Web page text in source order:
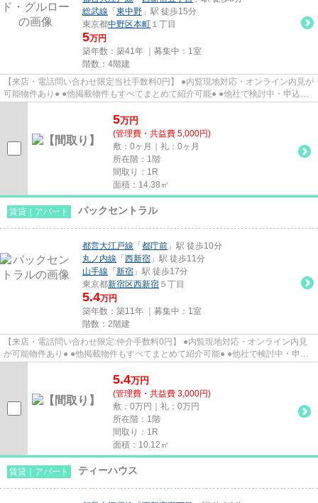
総武線 「 東中野 」駅 徒歩15分
東京都中野区本町 １丁目
5万円
築年数：築41年 ｜募集中： 1室
階数：4階建
【来店・電話問い合わせ限定当社手数料0円】 ●内覧現地対応・オンライン内見が
可能物件あり● ●他掲載物件もすべてまとめて紹介可能● ●他社で検討中・申込み
5万円
(管理費・共益費 5,000円)
敷：0ヶ月｜礼：0ヶ月
所在階：1階
間取り：1R
面積：14.38㎡
賃貸｜アパート パックセントラル
都営大江戸線 「 都庁前 」駅 徒歩10分
丸ノ内線 「 西新宿 」駅 徒歩11分
山手線 「 新宿 」駅 徒歩17分
東京都新宿区西新宿 ５丁目
5.4万円
築年数：築11年 ｜募集中： 1室
階数：2階建
【来店・電話問い合わせ限定:仲介手数料0円】 ●内覧現地対応・オンライン内見
が可能物件あり● ●他掲載物件もすべてまとめて紹介可能● ●他社で検討中・申込
5.4万円
(管理費・共益費 3,000円)
敷：0万円｜礼：0万円
所在階：1階
間取り：1R
面積：10.12㎡
賃貸｜アパート ティーハウス